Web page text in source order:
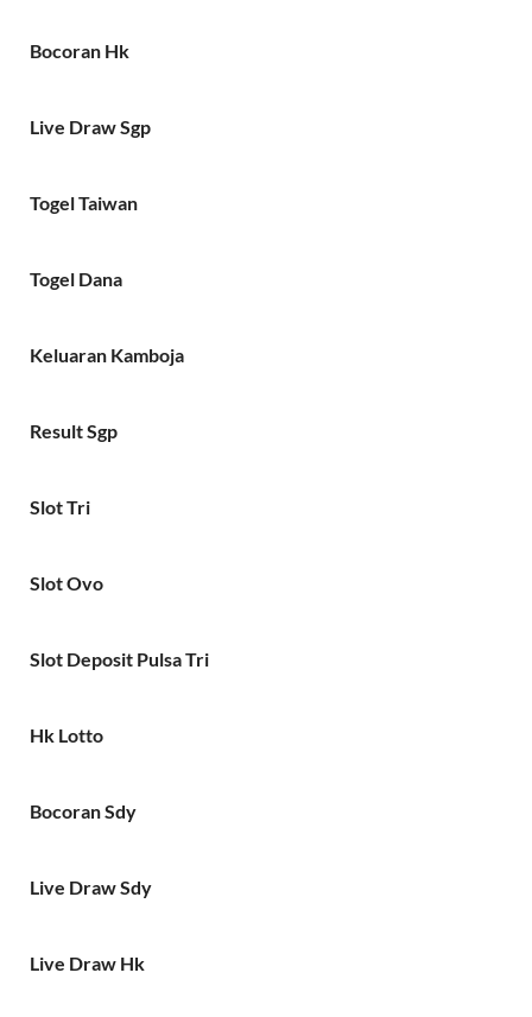
Bocoran Hk
Live Draw Sgp
Togel Taiwan
Togel Dana
Keluaran Kamboja
Result Sgp
Slot Tri
Slot Ovo
Slot Deposit Pulsa Tri
Hk Lotto
Bocoran Sdy
Live Draw Sdy
Live Draw Hk